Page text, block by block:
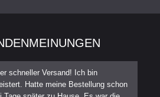
schneller Versand! Ich bin
Hatte meine Bestellung schon